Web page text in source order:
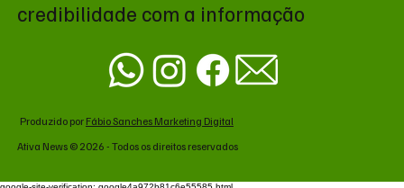
credibilidade com a informação
Produzido por Fábio Sanches Marketing Digital
Ativa News © 2026 - Todos os direitos reservados